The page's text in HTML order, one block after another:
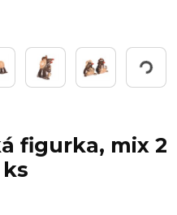
Pracuji...
figurka, mix 2